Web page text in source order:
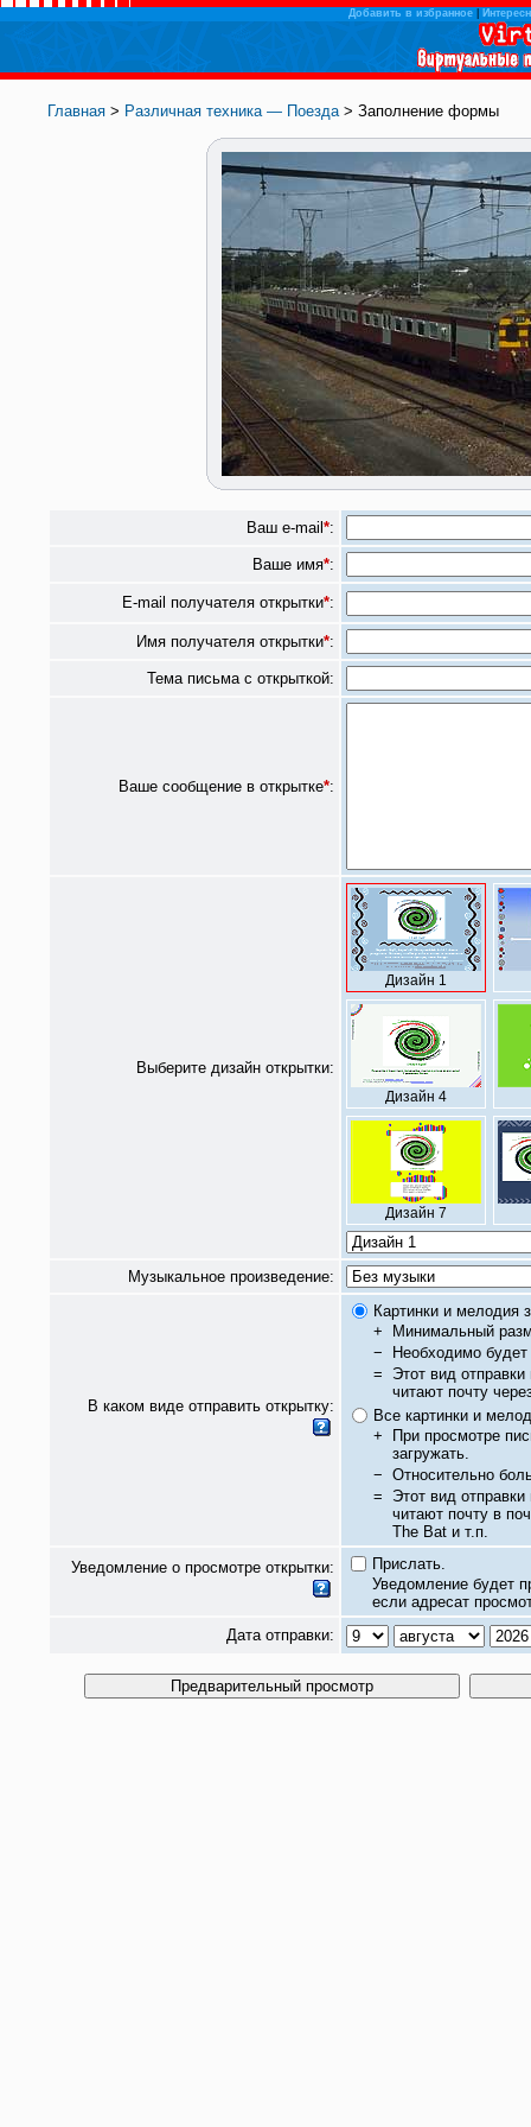
Добавить в избранное|
Главная > Различная техника — Поезда> Заполнение формы
Ваш e-mail *:
Ваше имя*:
E-mail получателя открытки*:
Имя получателя открытки*:
Тема письма с открыткой:
Ваше сообщение в открытке*:
Выберите дизайн открытки:
Дизайн 1
Дизайн 4
Дизайн 7
Музыкальное произведение:
В каком виде отправить открытку:
Картинки и мелодия
+
Минимальный
−
Необходимо будет
= Этот вид
читают почту
Все картинки и
+
При просмотре
загружать.
− Относительно
= Этот вид
читают почту в
The Bat и т.п.
Уведомление о просмотре открытки:
Прислать.
Уведомление будет
если адресат
Дата отправки: